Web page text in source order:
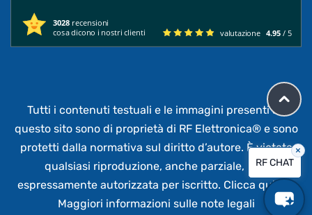
3028 recensioni
cosa dicono i nostri clienti
valutazione 4.95 / 5
Tutti i contenuti testuali e le immagini presenti su
questo sito sono di proprietà di RF Elettronica® e sono
protetti dalla normativa sul diritto d’autore. È vietata
qualsiasi riproduzione, anche parziale,
non
espressamente autorizzata per iscritto. Clicca qui per
Maggiori informazioni sulle note legali
RF CHAT
×